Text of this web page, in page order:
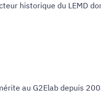
historique du LEMD
au G2Elab depuis